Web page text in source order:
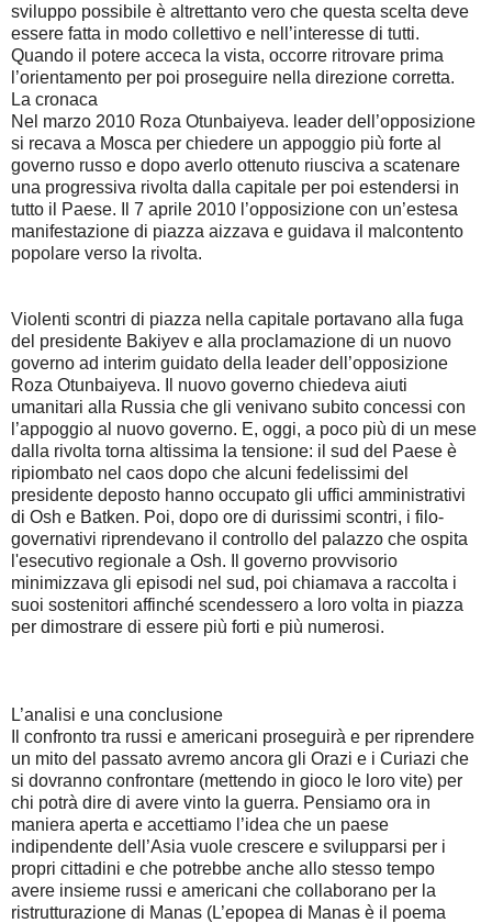
sviluppo possibile è altrettanto vero che questa scelta deve
essere fatta in modo collettivo e nell’interesse di tutti.
Quando il potere acceca la vista, occorre ritrovare prima
l’orientamento per poi proseguire nella direzione corretta.
La cronaca
Nel marzo 2010 Roza Otunbaiyeva. leader dell’opposizione
si recava a Mosca per chiedere un appoggio più forte al
governo russo e dopo averlo ottenuto riusciva a scatenare
una progressiva rivolta dalla capitale per poi estendersi in
tutto il Paese. Il 7 aprile 2010 l’opposizione con un’estesa
manifestazione di piazza aizzava e guidava il malcontento
popolare verso la rivolta.
Violenti scontri di piazza nella capitale portavano alla fuga
del presidente Bakiyev e alla proclamazione di un nuovo
governo ad interim guidato della leader dell’opposizione
Roza Otunbaiyeva. Il nuovo governo chiedeva aiuti
umanitari alla Russia che gli venivano subito concessi con
l’appoggio al nuovo governo. E, oggi, a poco più di un mese
dalla rivolta torna altissima la tensione: il sud del Paese è
ripiombato nel caos dopo che alcuni fedelissimi del
presidente deposto hanno occupato gli uffici amministrativi
di Osh e Batken. Poi, dopo ore di durissimi scontri, i filo-
governativi riprendevano il controllo del palazzo che ospita
l'esecutivo regionale a Osh. Il governo provvisorio
minimizzava gli episodi nel sud, poi chiamava a raccolta i
suoi sostenitori affinché scendessero a loro volta in piazza
per dimostrare di essere più forti e più numerosi.
L’analisi e una conclusione
Il confronto tra russi e americani proseguirà e per riprendere
un mito del passato avremo ancora gli Orazi e i Curiazi che
si dovranno confrontare (mettendo in gioco le loro vite) per
chi potrà dire di avere vinto la guerra. Pensiamo ora in
maniera aperta e accettiamo l’idea che un paese
indipendente dell’Asia vuole crescere e svilupparsi per i
propri cittadini e che potrebbe anche allo stesso tempo
avere insieme russi e americani che collaborano per la
ristrutturazione di Manas (L’epopea di Manas è il poema